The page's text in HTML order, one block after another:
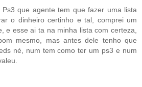
que agente tem que fazer uma lista
o dinheiro certinho e tal, comprei um
e esse ai ta na minha lista com certeza,
mesmo, mas antes dele tenho que
né, num tem como ter um ps3 e num